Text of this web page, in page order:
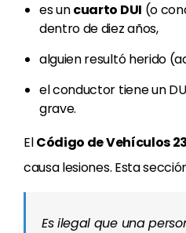
es uncuarto DUI (o
dentro de diez años,
alguien resultó herido
el conductor tiene un
grave.
ElCódigo de Vehículos
causa lesiones. Esta
Es ilegal que una